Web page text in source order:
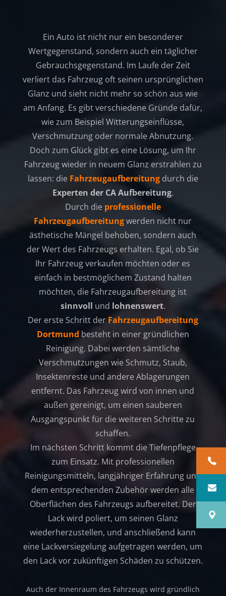
Ein Auto ist nicht nur ein besonderer
Wertgegenstand, sondern auch ein täglicher
Gebrauchsgegenstand. Im Laufe der Zeit
verliert das Fahrzeug oft seinen ursprünglichen
Glanz und sieht nicht mehr so schön aus wie
am Anfang. Es gibt verschiedene Gründe dafür,
wie zum Beispiel Witterungseinflüsse,
Verschmutzung oder normale Abnutzung.
Doch zum Glück gibt es eine Lösung, um Ihr
Fahrzeug wieder in neuem Glanz erstrahlen zu
lassen: die Fahrzeugaufbereitungdurch die
Experten der CA Aufbereitung.
Durch die professionelle
Fahrzeugaufbereitungwerden nicht nur
ästhetische Mängel behoben, sondern auch
der Wert des Fahrzeugs erhalten. Egal, ob Sie
Ihr Fahrzeug verkaufen möchten oder es
einfach in bestmöglichem Zustand halten
möchten, die Fahrzeugaufbereitung ist
sinnvoll und lohnenswert.
Der erste Schritt derFahrzeugaufbereitung
Dortmund besteht in einer gründlichen
Reinigung. Dabei werden sämtliche
Verschmutzungen wie Schmutz, Staub,
Insektenreste und andere Ablagerungen
entfernt. Das Fahrzeug wird von innen und
außen gereinigt, um einen sauberen
Ausgangspunkt für die weiteren Schritte zu
schaffen.
Im nächsten Schritt kommt die Tiefenpflege
zum Einsatz. Mit professionellen
Reinigungsmitteln, langjähriger Erfahrung und
dem entsprechenden Zubehör werden alle
Oberflächen des Fahrzeugs aufbereitet. Der
Lack wird poliert, um seinen Glanz
wiederherzustellen, und anschließend kann
eine Lackversiegelung aufgetragen werden, um
den Lack vor zukünftigen Schäden zu schützen.
Auch der Innenraum des Fahrzeugs wird gründlich